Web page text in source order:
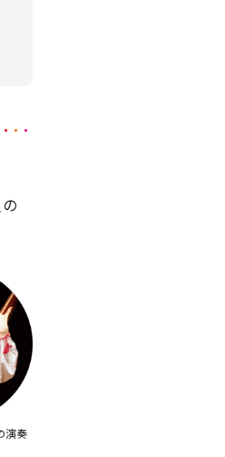
演奏